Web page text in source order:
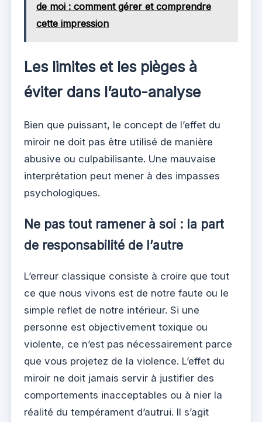
de moi : comment gérer et comprendre
cette impression
Les limites et les pièges à
éviter dans l’auto-analyse
Bien que puissant, le concept de l’effet du
miroir ne doit pas être utilisé de manière
abusive ou culpabilisante. Une mauvaise
interprétation peut mener à des impasses
psychologiques.
Ne pas tout ramener à soi : la part
de responsabilité de l’autre
L’erreur classique consiste à croire que tout
ce que nous vivons est de notre faute ou le
simple reflet de notre intérieur. Si une
personne est objectivement toxique ou
violente, ce n’est pas nécessairement parce
que vous projetez de la violence. L’effet du
miroir ne doit jamais servir à justifier des
comportements inacceptables ou à nier la
réalité du tempérament d’autrui. Il s’agit